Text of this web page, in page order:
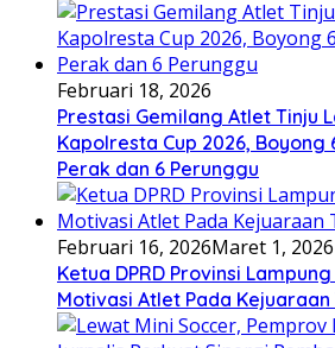
Februari 18, 2026
Prestasi Gemilang Atlet Tinju
Kapolresta Cup 2026, Boyong
Perak dan 6 Perunggu
Februari 16, 2026Maret 1, 2026
Ketua DPRD Provinsi
Motivasi Atlet Pada